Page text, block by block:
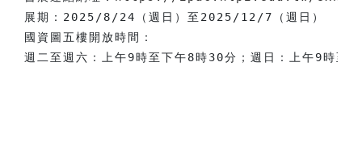
展期：2025/8/24（週日）至2025/12/7（週日）
國資圖五樓開放時間：